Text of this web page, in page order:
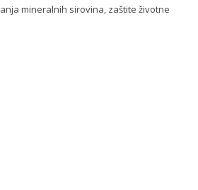
mineralnih sirovina, zaštite životne